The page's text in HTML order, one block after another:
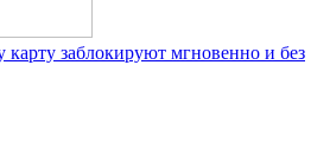
карту заблокируют мгновенно и без